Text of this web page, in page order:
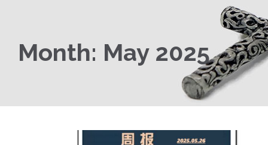
Month: May 2025